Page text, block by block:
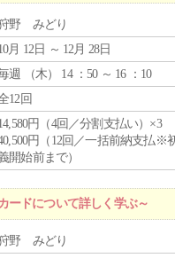
野 みどり
月 12日 ～ 12月 28日
週 （木） 14 ：50 ～ 16 ：10
12回
円（4回／分割支払い）×3
円（12回／一括前納支払※
開始前まで）
ードについて詳しく学ぶ～
野 みどり